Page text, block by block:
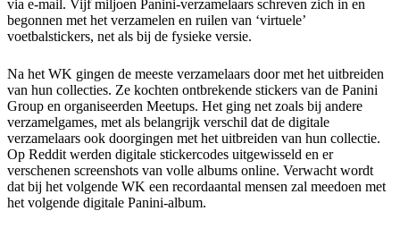
via e-mail. Vijf miljoen Panini-verzamelaars schreven zich in en
begonnen met het verzamelen en ruilen van ‘virtuele’
voetbalstickers, net als bij de fysieke versie.
Na het WK gingen de meeste verzamelaars door met het uitbreiden
van hun collecties. Ze kochten ontbrekende stickers van de Panini
Group en organiseerden Meetups. Het ging net zoals bij andere
verzamelgames, met als belangrijk verschil dat de digitale
verzamelaars ook doorgingen met het uitbreiden van hun collectie.
Op Reddit werden digitale stickercodes uitgewisseld en er
verschenen screenshots van volle albums online. Verwacht wordt
dat bij het volgende WK een recordaantal mensen zal meedoen met
het volgende digitale Panini-album.